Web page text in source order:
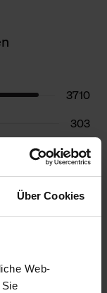
Über Cookies
Web-
3710
303
33
16
05.08.2026